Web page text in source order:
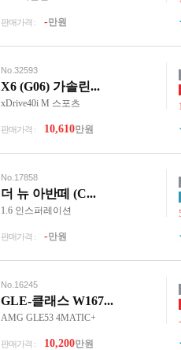
판매가격 : -만원
No.32593
X6 (G06) 가솔린...
xDrive40i M 스포츠
판매가격 : 10,610만원
No.17858
더 뉴 아반떼 (C...
1.6 인스퍼레이션
판매가격 : -만원
No.16245
GLE-클래스 W167...
AMG GLE53 4MATIC+ -
판매가격 : 10,200만원